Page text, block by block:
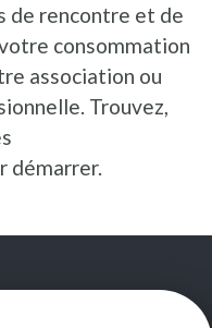
de rencontre et de
votre consommation
association ou
Trouvez,
démarrer.